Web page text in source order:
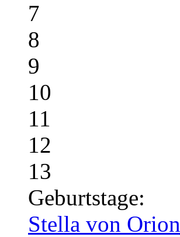
7
8
9
10
11
12
13
Geburtstage:
Stella von Orion